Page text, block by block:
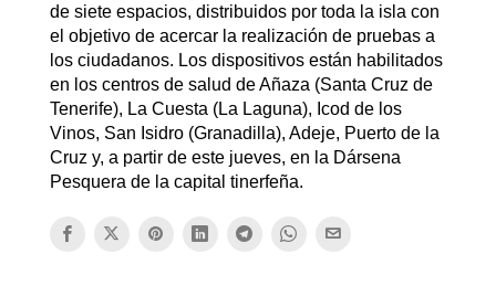
de siete espacios, distribuidos por toda la isla con
el objetivo de acercar la realización de pruebas a
los ciudadanos. Los dispositivos están habilitados
en los centros de salud de Añaza (Santa Cruz de
Tenerife), La Cuesta (La Laguna), Icod de los
Vinos, San Isidro (Granadilla), Adeje, Puerto de la
Cruz y, a partir de este jueves, en la Dársena
Pesquera de la capital tinerfeña.